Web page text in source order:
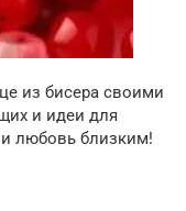
из бисера своими
и идеи для
любовь близким!